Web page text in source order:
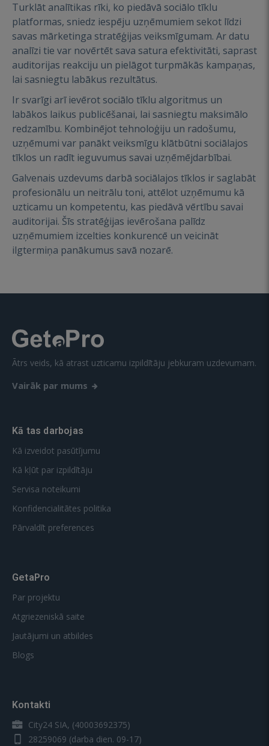
Turklāt analītikas rīki, ko piedāvā sociālo tīklu
platformas, sniedz iespēju uzņēmumiem sekot līdzi
savas mārketinga stratēģijas veiksmīgumam. Ar datu
analīzi tie var novērtēt sava satura efektivitāti, saprast
auditorijas reakciju un pielāgot turpmākās kampaņas,
lai sasniegtu labākus rezultātus.
Ir svarīgi arī ievērot sociālo tīklu algoritmus un
labākos laikus publicēšanai, lai sasniegtu maksimālo
redzamību. Kombinējot tehnoloģiju un radošumu,
uzņēmumi var panākt veiksmīgu klātbūtni sociālajos
tīklos un radīt ieguvumus savai uzņēmējdarbībai.
Galvenais uzdevums darbā sociālajos tīklos ir saglabāt
profesionālu un neitrālu toni, attēlot uzņēmumu kā
uzticamu un kompetentu, kas piedāvā vērtību savai
auditorijai. Šīs stratēģijas ievērošana palīdz
uzņēmumiem izcelties konkurencē un veicināt
ilgtermiņa panākumus savā nozarē.
Ātrs veids, kā atrast uzticamu izpildītāju jebkuram uzdevumam.
Vairāk par mums
Kā tas darbojas
Kā izveidot pasūtījumu
Kā kļūt par izpildītāju
Servisa noteikumi
Konfidencialitātes politika
Pārvaldīt preferences
GetaPro
Par projektu
Atgriezeniskā saite
Jautājumi un atbildes
Blogs
Kontakti
City24 SIA, (40003692375)
28259069 (darba dien. 09-17)